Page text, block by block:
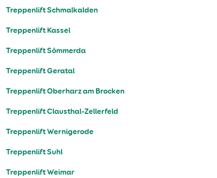
Treppenlift Schmalkalden
Treppenlift Kassel
Treppenlift Sömmerda
Treppenlift Geratal
Treppenlift Oberharz am Brocken
Treppenlift Clausthal-Zellerfeld
Treppenlift Wernigerode
Treppenlift Suhl
Treppenlift Weimar